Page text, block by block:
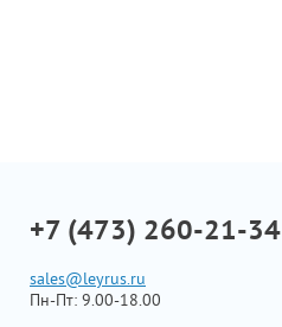
+7 (473) 260-21-34
sales@leyrus.ru
Пн-Пт: 9.00-18.00